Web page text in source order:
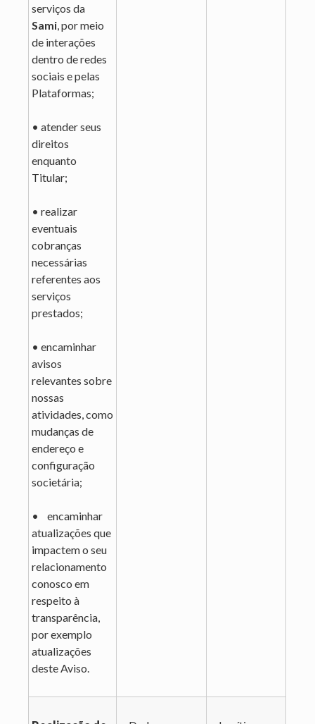
serviços da
Sami , por meio
de interações
dentro de redes
sociais e pelas
Plataformas;
• atender seus
direitos
enquanto
Titular;
• realizar
eventuais
cobranças
necessárias
referentes aos
serviços
prestados;
• encaminhar
avisos
relevantes sobre
nossas
atividades, como
mudanças de
endereço e
configuração
societária;
• encaminhar
atualizações que
impactem o seu
relacionamento
conosco em
respeito à
transparência,
por exemplo
atualizações
deste Aviso.